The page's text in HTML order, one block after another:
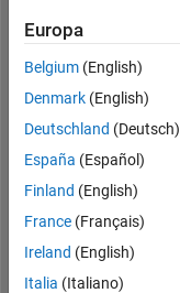
0
Follow
Professional
Interests:
seismology,
problems,
signal
Mehr
Europa
Belgium (English)
Denmark (English)
Deutschland (Deutsch)
España (Español)
Finland (English)
France (Français)
Ireland (English)
Italia (Italiano)